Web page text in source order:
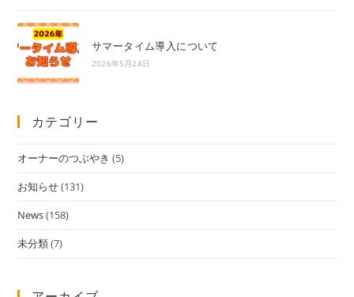
サマータイム導入について
2026年5月24日
カテゴリー
オーナーのつぶやき (5)
お知らせ(131)
News(158)
未分類(7)